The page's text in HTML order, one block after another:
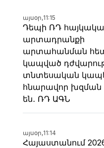
այսօր,11:15
Դեպի ՌԴ
արտադրանքի
արտահանման
կապված
տնտեսական
հնարավոր
են․ ՌԴ ԱԳՆ
այսօր,11:14
Հայաստանում